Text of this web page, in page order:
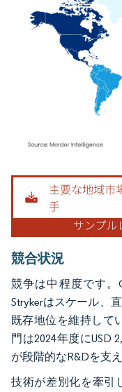
画像 © Mordor Intelligence
競合状況
競争は中程度です。
Strykerはスケール、
既存地位を維持して
門は2024年度にUSD
が段階的なR&Dを支
技術が差別化を牽引